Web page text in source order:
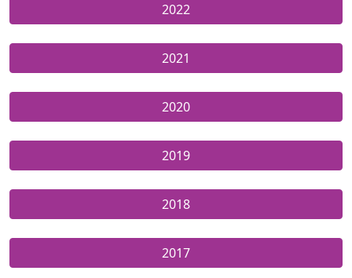
2022
2021
2020
2019
2018
2017